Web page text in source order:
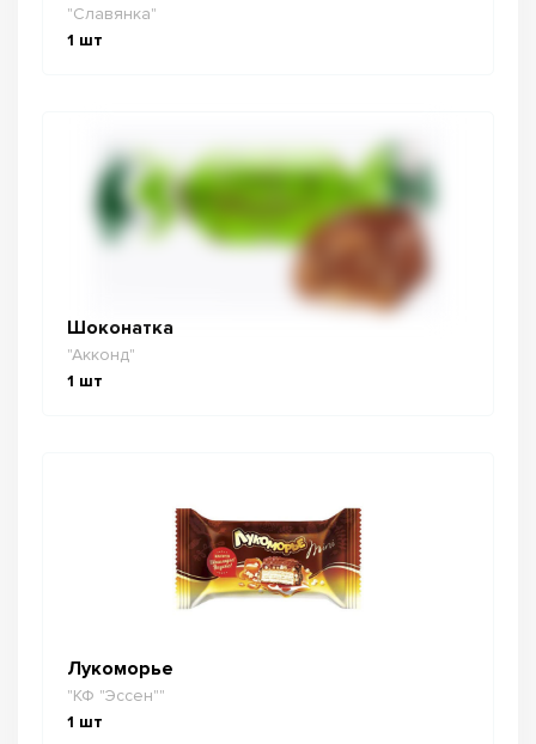
"Славянка"
1 шт
Шоконатка
"Акконд"
1 шт
Лукоморье
"КФ "Эссен""
1 шт